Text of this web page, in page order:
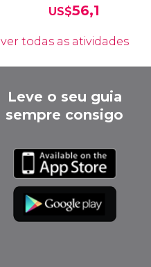
US$56,1
ver todas as atividades
Leve o seu guia
sempre consigo